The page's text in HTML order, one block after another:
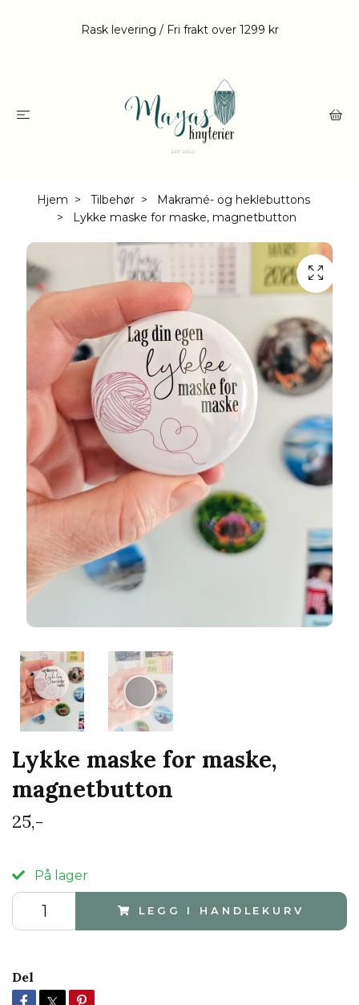
Rask levering / Fri frakt over 1299 kr
Hjem Tilbehør
Makramé- og heklebuttons
Lykke maske for maske, magnetbutton
Lykke maske for maske,
magnetbutton
25,-
På lager
LEGG I HANDLEKURV
Del